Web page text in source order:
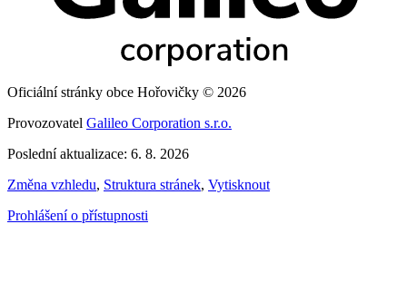
Oficiální stránky obce Hořovičky © 2026
Provozovatel Galileo Corporation s.r.o.
Poslední aktualizace: 6. 8. 2026
Změna vzhledu, Struktura stránek, Vytisknout
Prohlášení o přístupnosti